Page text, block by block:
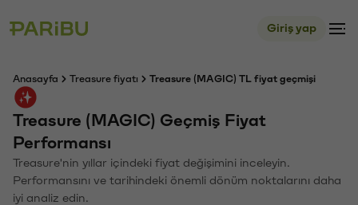
Giriş yap
Anasayfa Treasure fiyatı Treasure (MAGIC) TL fiyat geçmişi
Treasure (MAGIC) Geçmiş Fiyat
Performansı
Treasure'nin yıllar içindeki fiyat değişimini inceleyin.
Performansını ve tarihindeki önemli dönüm noktalarını daha
iyi analiz edin.